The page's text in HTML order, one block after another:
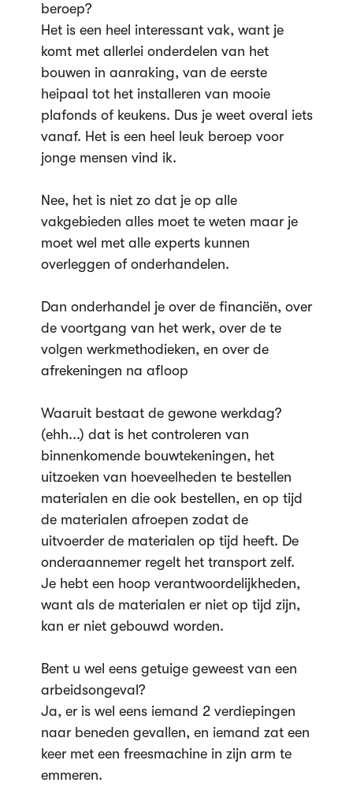
beroep?
Het is een heel interessant vak, want je
komt met allerlei onderdelen van het
bouwen in aanraking, van de eerste
heipaal tot het installeren van mooie
plafonds of keukens. Dus je weet overal iets
vanaf. Het is een heel leuk beroep voor
jonge mensen vind ik.
Nee, het is niet zo dat je op alle
vakgebieden alles moet te weten maar je
moet wel met alle experts kunnen
overleggen of onderhandelen.
Dan onderhandel je over de financiën, over
de voortgang van het werk, over de te
volgen werkmethodieken, en over de
afrekeningen na afloop
Waaruit bestaat de gewone werkdag?
(ehh...) dat is het controleren van
binnenkomende bouwtekeningen, het
uitzoeken van hoeveelheden te bestellen
materialen en die ook bestellen, en op tijd
de materialen afroepen zodat de
uitvoerder de materialen op tijd heeft. De
onderaannemer regelt het transport zelf.
Je hebt een hoop verantwoordelijkheden,
want als de materialen er niet op tijd zijn,
kan er niet gebouwd worden.
Bent u wel eens getuige geweest van een
arbeidsongeval?
Ja, er is wel eens iemand 2 verdiepingen
naar beneden gevallen, en iemand zat een
keer met een freesmachine in zijn arm te
emmeren.